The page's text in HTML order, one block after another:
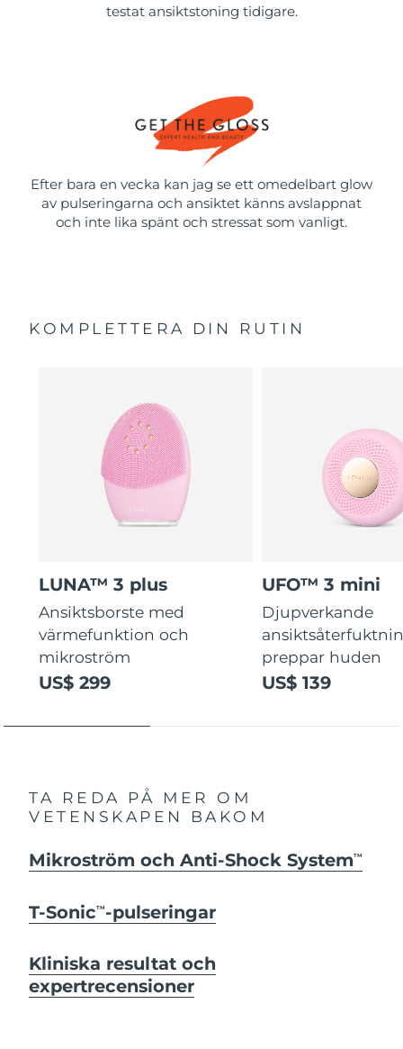
testat ansiktstoning tidigare.
Efter bara en vecka kan jag se ett omedelbart glow
av pulseringarna och ansiktet känns avslappnat
och inte lika spänt och stressat som vanligt.
KOMPLETTERA DIN RUTIN
LUNA™ 3 plus
Ansiktsborste med
värmefunktion och
mikroström
US$ 299
UFO™ 3 mini
Djupverkande
preppar huden
US$ 139
TA REDA PÅ MER OM
VETENSKAPEN BAKOM
Mikroström och Anti-Shock SystemTM
T-SonicTM -pulseringar
Kliniska resultat och
expertrecensioner